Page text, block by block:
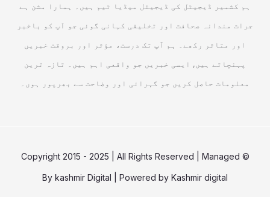
ہم کشمیر ڈیجیٹل کی ڈیجیٹل میڈیا ٹیم ہیں۔ ہمارا مشن ہے
جرات مندانہ صحافت اور تخلیقی کہانی گوئی جو آپ کو باخبر
اور متاثر رکھے۔ ہم آپ تک درست، مؤثر اور بروقت خبریں
پہنچاتے ہیں, ایسی خبریں جو واقعی اہم ہیں۔ تازہ ترین
معلومات حاصل کریں جو گہرائی اور وضاحت سے بھرپور ہوں۔
© Copyright 2015 - 2025 | All Rights Reserved | Managed
By kashmir Digital | Powered by Kashmir digital